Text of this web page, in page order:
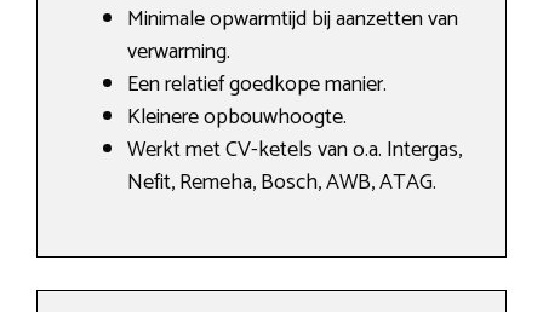
Minimale opwarmtijd bij aanzetten van
verwarming.
Een relatief goedkope manier.
Kleinere opbouwhoogte.
Werkt met CV-ketels van o.a. Intergas,
Nefit, Remeha, Bosch, AWB, ATAG.